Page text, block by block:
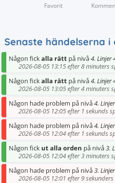
Favorit
Senaste händelserna i
Någon fickalla rätt på nivå4. Linjer
2026-08-05 13:15 efter 8 minuters
Någon fickalla rätt på nivå4. Linjer
2026-08-05 13:05 efter 4 minuters
Någon hade problem på nivå4.
2026-08-05 12:05 efter 1 sekunds
Någon hade problem på nivå4.
2026-08-05 12:04 efter 1 sekunds
Någon fick ut alla orden på nivå3.
2026-08-05 12:04 efter 3 minuters
Någon hade problem på nivå3.
2026-08-05 12:01 efter 9